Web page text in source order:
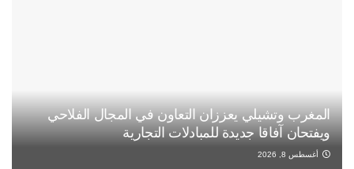
المغرب وتشيلي يعززان التعاون في المجال الفلاحي
ويفتحان آفاقا جديدة للمبادلات التجارية
أغسطس 8, 2026